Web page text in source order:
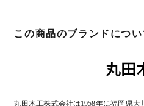
この商品のブランドについ
丸田木工株式会社は1958年に福岡県